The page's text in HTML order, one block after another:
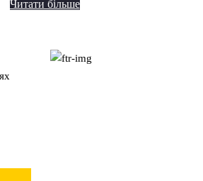
Читати більше
Про нас